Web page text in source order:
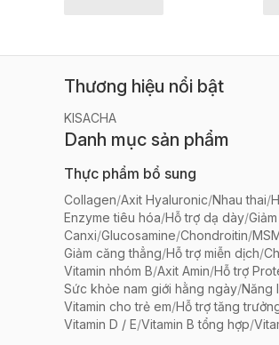
Thương hiệu nổi bật
KISACHA
Danh mục sản phẩm
Thực phẩm bổ sung
Collagen/Axit Hyaluronic/Nhau thai/
Enzyme tiêu hóa/Hỗ trợ dạ dày/
Canxi/Glucosamine/Chondroitin/
Giảm căng thẳng/Hỗ trợ miễn dịch/
Vitamin nhóm B/Axit Amin/Hỗ trợ
Sức khỏe nam giới hằng ngày/Năng
Vitamin cho trẻ em/Hỗ trợ tăng
Vitamin D / E/Vitamin B tổng hợp/